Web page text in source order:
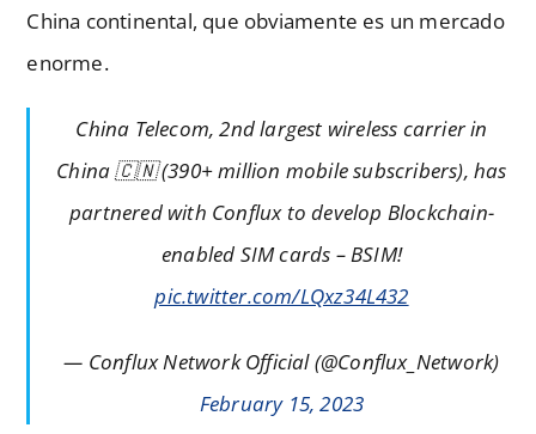
China continental, que obviamente es un mercado
enorme.
China Telecom, 2nd largest wireless carrier in
China 🇨🇳 (390+ million mobile subscribers), has
partnered with Conflux to develop Blockchain-
enabled SIM cards – BSIM!
pic.twitter.com/LQxz34L432
— Conflux Network Official (@Conflux_Network)
February 15, 2023